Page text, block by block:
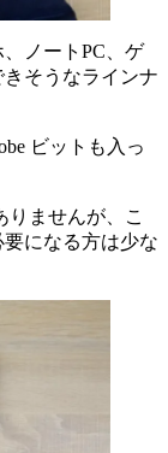
ノートPC、ゲ
そうなラインナ
ビットも入っ
りませんが、こ
になる方は少な